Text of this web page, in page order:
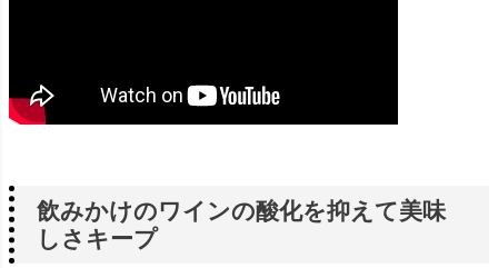
飲みかけのワインの酸化を抑えて美味
しさキープ